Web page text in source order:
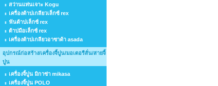
สว่านแท่นเจาะ Kogu
เครื่องต้าปเกลียวเล็กซ์ rex
ฟันต้าปเล็กซ์ rex
ต้าปมือเล็กซ์ rex
เครื่องต้าปเกลียวอาซาด้า asada
อุปกรณ์ก่อสร้าง/เครื่องจี้ปูน/มอเตอรืสั่น/สายจี้
ปูน
เครื่องจี้ปูน มิกาซ่า mikasa
เครื่องจี้ปูน POLO